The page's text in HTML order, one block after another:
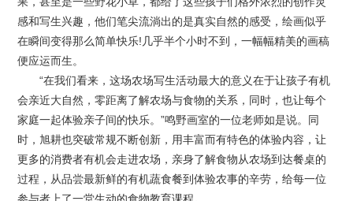
感和写生兴趣，他们笔尖流淌出的是真实自然的感受，绘画似乎
在瞬间变得那么简单快乐!几乎半个小时不到，一幅幅精美的画稿
便应运而生。
“在我们看来，这场农场写生活动最大的意义在于让孩子有机
会亲近大自然，零距离了解农场与食物的关系，同时，也让每个
家庭一起体验亲子间的快乐。”鸣野画室的一位老师如是说。同
时，旭耕也突破常规不断创新，用丰富而有特色的体验内容，让
更多的消费者有机会走进农场，亲身了解食物从农场到达餐桌的
过程，从品尝最新鲜的有机蔬食餐到体验农事的辛劳，给每一位